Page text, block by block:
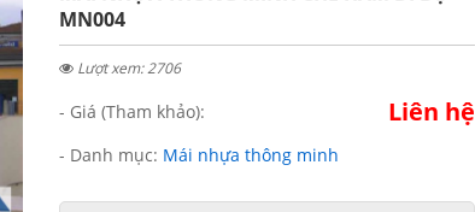
MN004
Lượt xem: 2706
- Giá (Tham khảo): Liên hệ
- Danh mục: Mái nhựa thông minh